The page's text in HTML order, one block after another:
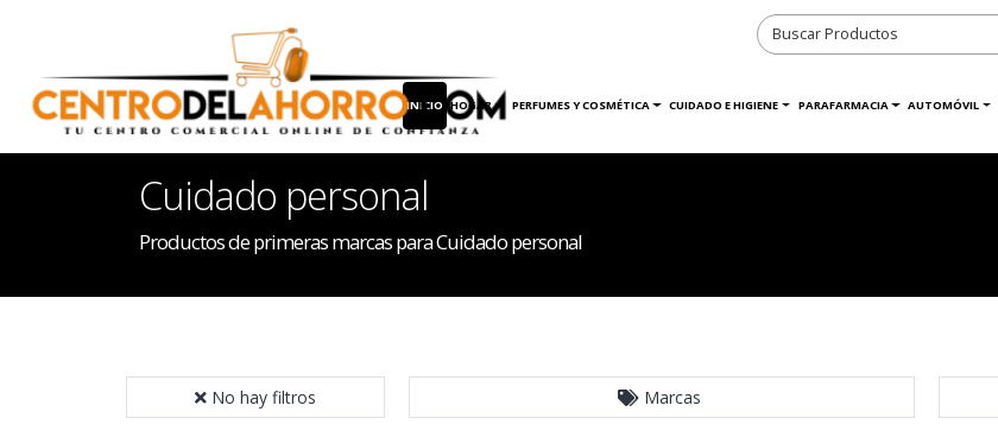
INICIO HOGAR PERFUMES Y COSMÉTICA CUIDADO E HIGIENE PARAFARMACIA AUTOMÓVIL
Cuidado personal
Productos de primeras marcas para Cuidado personal
No hay filtros Marcas